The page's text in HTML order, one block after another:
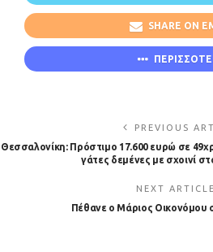
SHARE ON
PREVIOUS
Θεσσαλονίκη: Πρόστιμο 17.600 ευρώ σε
γάτες δεμένες με σχοινί
NEXT ARTICLE
Πέθανε ο Μάριος Οικονόμου